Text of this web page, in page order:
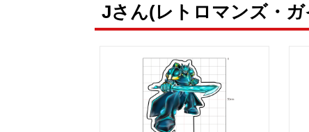
Jさん(レトロマンズ・